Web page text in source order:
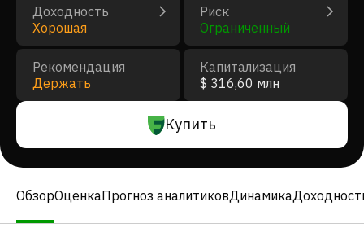
Доходность
Хорошая
Риск
Ограниченный
Рекомендация
Держать
Капитализация
$ 316,60 млн
Купить
ОбзорОценкаПрогноз аналитиковДинамика